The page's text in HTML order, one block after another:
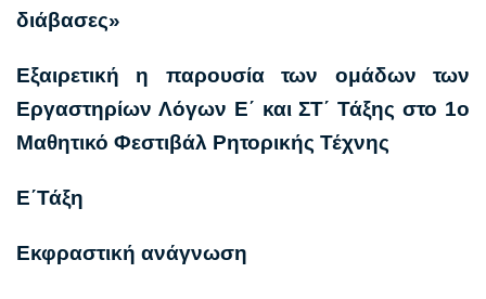
διάβασες»
Εξαιρετική η παρουσία των ομάδων των
Εργαστηρίων Λόγων Ε΄ και ΣΤ΄ Τάξης στο 1ο
Μαθητικό Φεστιβάλ Ρητορικής Τέχνης
Ε΄Τάξη
Εκφραστική ανάγνωση